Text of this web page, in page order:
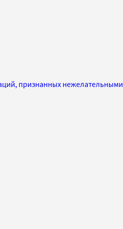
признанных нежелательными